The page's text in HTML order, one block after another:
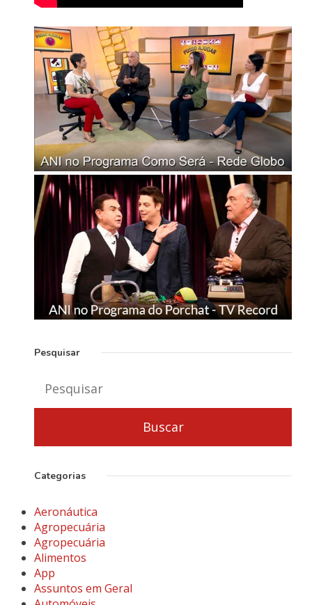
Pesquisar
Categorias
Aeronáutica
Agropecuária
Agropecuária
Alimentos
App
Assuntos em Geral